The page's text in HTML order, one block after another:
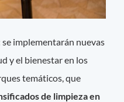
se implementarán nuevas
y el bienestar en los
temáticos, que
de limpieza en